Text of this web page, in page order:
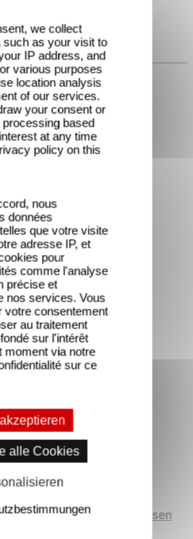
MÉCHANT
SERRAULT,
Hans
BOULANGER,
Weiterlesen
at any time
policy on this
nous
données
que votre visite
adresse IP, et
pour
comme l'analyse
consentement
au traitement
sur l'intérêt
moment via notre
sur ce
alle Cookies